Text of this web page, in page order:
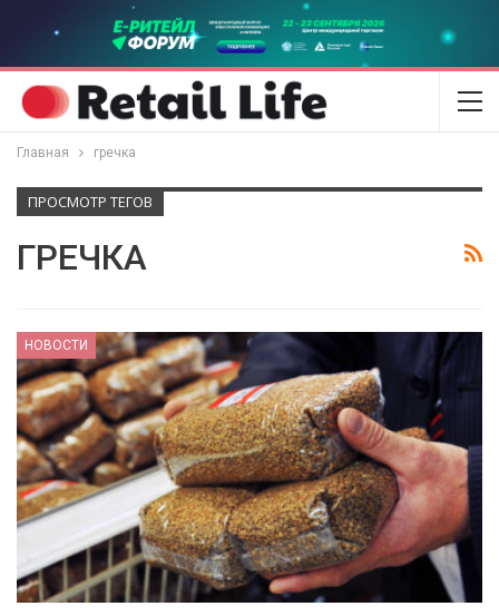
Главная гречка
ПРОСМОТР ТЕГОВ
ГРЕЧКА
НОВОСТИ